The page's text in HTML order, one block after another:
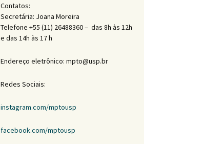
Contatos:
Secretária: Joana Moreira
Telefone +55 (11) 26488360 – das 8h às 12h
e das 14h às 17 h
Endereço eletrônico: mpto@usp.br
Redes Sociais:
instagram.com/mptousp
facebook.com/mptousp